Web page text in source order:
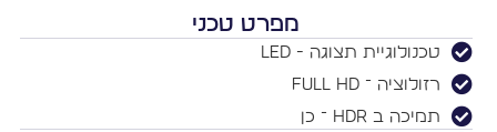
מפרט טכני
טכנולוגיית תצוגה - LED
רזולוציה ־ Full HD
תמיכה ב HDR ־ כן